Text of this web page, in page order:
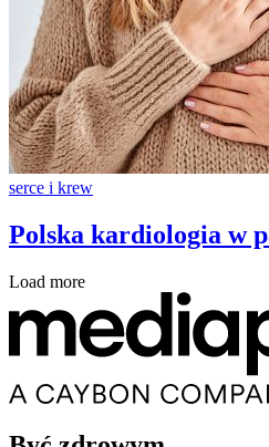
serce i krew
Polska kardiologia w
Load more